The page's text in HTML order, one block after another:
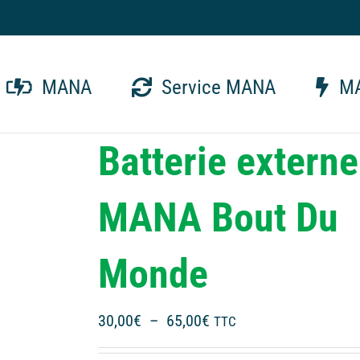
MANA Service MANA
Batterie externe
MANA Bout Du
Monde
30,00€ – 65,00€ Plage
TTC